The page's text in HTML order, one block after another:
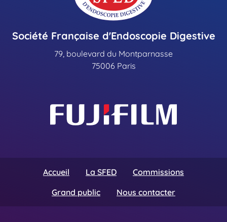
Société Française d'Endoscopie Digestive
79, boulevard du Montparnasse
75006 Paris
Accueil La SFED
Commissions
Grand public
Nous contacter